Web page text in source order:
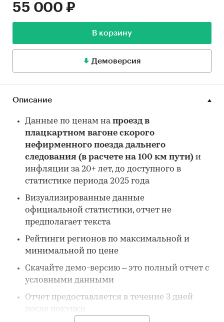
55 000 ₽
В корзину
Демоверсия
Описание
Данные по ценам напроезд в
плацкартном вагоне скорого
нефирменного поезда дальнего
следования (в расчете на 100 км пути) и
инфляции за 20+ лет, до доступного в
статистике периода 2025 года
Визуализированные данные
официальной статистики, отчет не
предполагает текста
Рейтинги регионов по максимальной и
минимальной по цене
Скачайте демо-версию – это полный отчет с
условными данными
Отчет предоставляется в течение 3 дней
после покупки